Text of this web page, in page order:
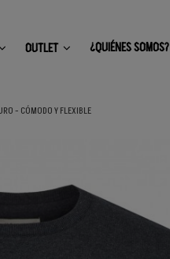
OUTLET ¿QUIÉNES SOMOS?
- CÓMODO Y FLEXIBLE